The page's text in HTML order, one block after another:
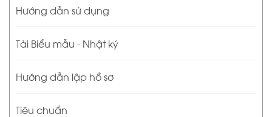
Hướng dẫn sử dụng
Tải Biểu mẫu - Nhật ký
Hướng dẫn lập hồ sơ
Tiêu chuẩn